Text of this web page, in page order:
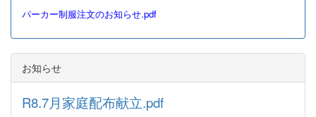
パーカー制服注文のお知らせ.pdf
お知らせ
R8.7月家庭配布献立.pdf